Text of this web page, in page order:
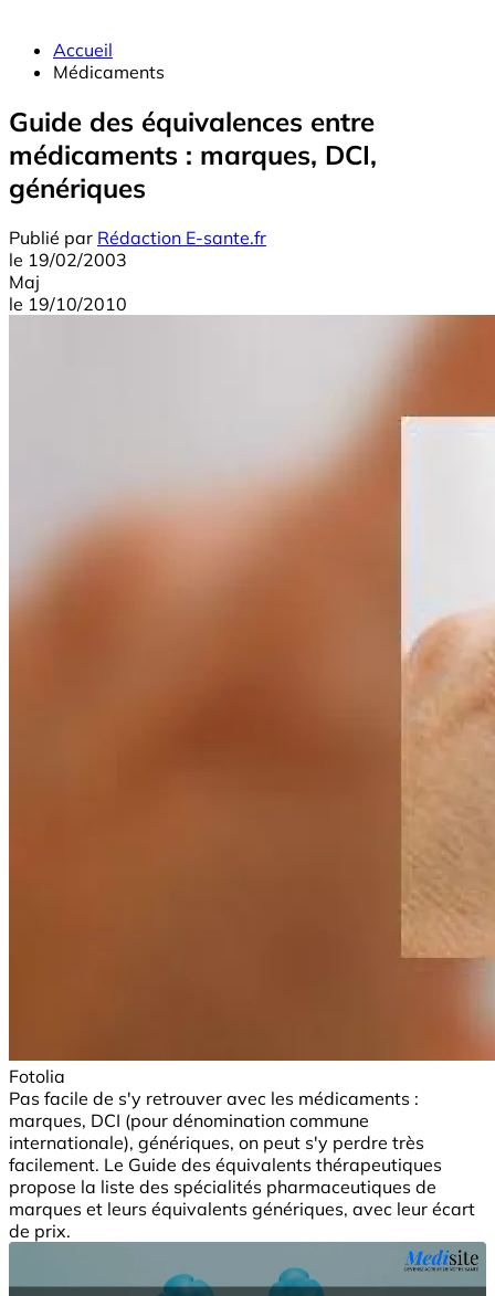
Accueil
Médicaments
Guide des équivalences entre
médicaments : marques, DCI,
génériques
Publié par Rédaction E-sante.fr
le 19/02/2003
Maj
le 19/10/2010
Fotolia
Pas facile de s'y retrouver avec les médicaments :
marques, DCI (pour dénomination commune
internationale), génériques, on peut s'y perdre très
facilement. Le Guide des équivalents thérapeutiques
propose la liste des spécialités pharmaceutiques de
marques et leurs équivalents génériques, avec leur écart
de prix.